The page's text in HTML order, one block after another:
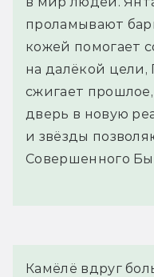
проламывают
кожей помогает
на далёкой
сжигает
дверь в новую
и звёзды
Совершенного
Камёлё вдруг